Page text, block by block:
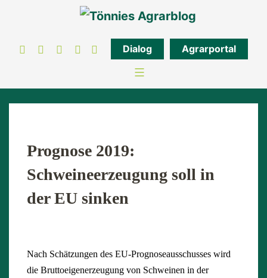
springen
Dialog Agrarportal
Prognose 2019:
Schweineerzeugung soll in
der EU sinken
Nach Schätzungen des EU-Prognoseausschusses wird
die Bruttoeigenerzeugung von Schweinen in der